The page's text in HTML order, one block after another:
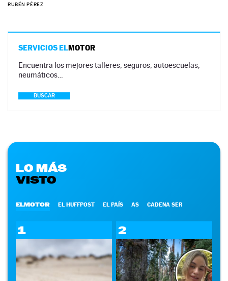
RUBÉN PÉREZ
SERVICIOS ELMOTOR
Encuentra los mejores talleres, seguros, autoescuelas,
neumáticos…
BUSCAR
LO MÁS
VISTO
ELMOTOR EL HUFFPOST EL PAÍS AS CADENA SER
1 2